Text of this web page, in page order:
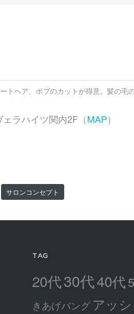
トヘア、ボブのカットが得意。髪の毛
ラハイツ関内2F（MAP）
サロンコンセプト
TAG
20代30代40代
きあげバング アッシ